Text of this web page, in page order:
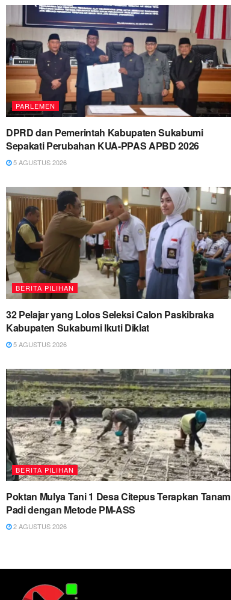
PARLEMEN
DPRD dan Pemerintah Kabupaten Sukabumi
Sepakati Perubahan KUA-PPAS APBD 2026
5 AGUSTUS 2026
BERITA PILIHAN
32 Pelajar yang Lolos Seleksi Calon Paskibraka
Kabupaten Sukabumi Ikuti Diklat
5 AGUSTUS 2026
BERITA PILIHAN
Poktan Mulya Tani 1 Desa Citepus Terapkan Tanam
Padi dengan Metode PM-ASS
2 AGUSTUS 2026